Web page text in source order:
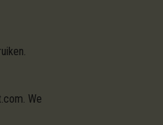
We